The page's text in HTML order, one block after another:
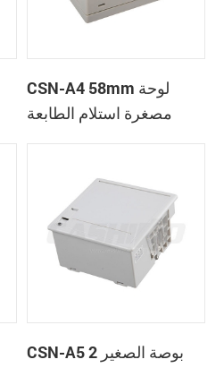
CSN-A4 58mm لوحة
مصغرة استلام الطابعة
CSN-A5 2 بوصة الصغير